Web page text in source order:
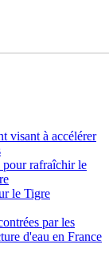
visant à accélérer
pour rafraîchir le
le Tigre
par les
d'eau en France